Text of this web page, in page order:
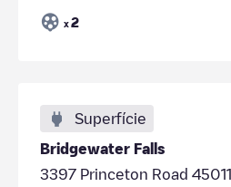
x 2
Superfície
Bridgewater Falls
3397 Princeton Road 45011